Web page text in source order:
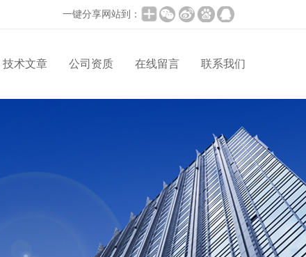
一键分享网站到：
技术文章 公司资质 在线留言 联系我们